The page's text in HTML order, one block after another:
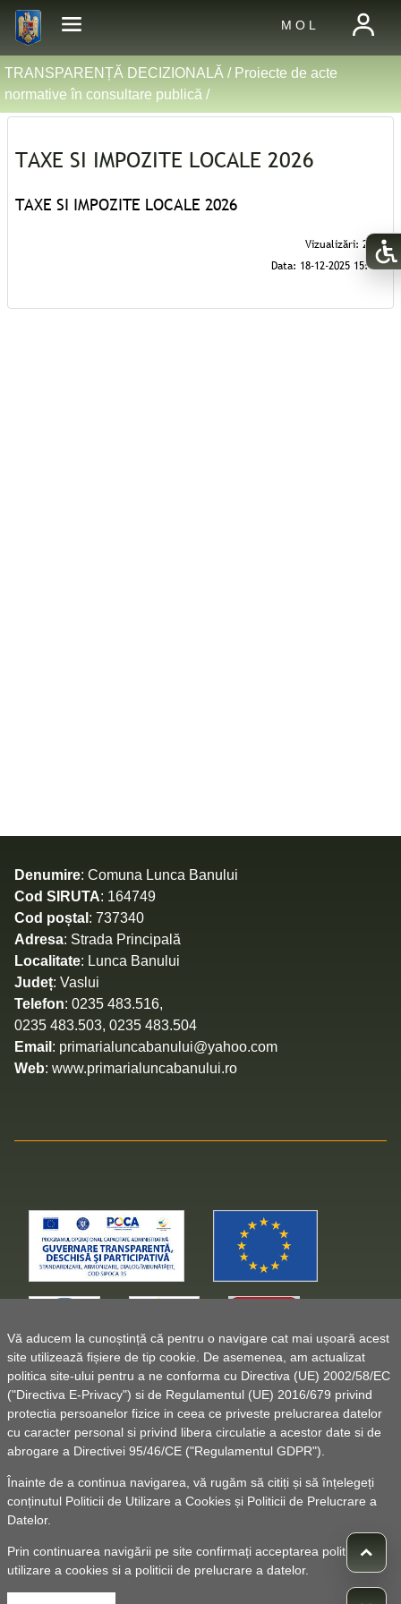
Vă aducem la cunoștință că pentru o navigare cat mai ușoară acest
site utilizează fișiere de tip cookie. De asemenea, am actualizat
politica site-ului pentru a ne conforma cu Directiva (UE) 2002/58/EC
("Directiva E-Privacy") si de Regulamentul (UE) 2016/679 privind
protectia persoanelor fizice in ceea ce priveste prelucrarea datelor
cu caracter personal si privind libera circulatie a acestor date si de
abrogare a Directivei 95/46/CE ("Regulamentul GDPR").
Înainte de a continua navigarea, vă rugăm să citiți și să înțelegeți
conținutul Politicii de Utilizare a Cookies și Politicii de Prelucrare a
Datelor.
Prin continuarea navigării pe site confirmați acceptarea politicii de
utilizare a cookies si a politicii de prelucrare a datelor.
M O L
TRANSPARENȚĂ DECIZIONALĂ / Proiecte de acte
normative în consultare publică /
TAXE SI IMPOZITE LOCALE 2026
TAXE SI IMPOZITE LOCALE 2026
Denumire: Comuna Lunca Banului
Cod SIRUTA: 164749
Cod poștal : 737340
Adresa: Strada Principală
Localitate: Lunca Banului
Județ: Vaslui
Telefon: 0235 483.516,
0235 483.503, 0235 483.504
Email : primarialuncabanului@yahoo.com
Web: www.primarialuncabanului.ro
© 2010 -Powered by Pancarpatica Invest Termeni de